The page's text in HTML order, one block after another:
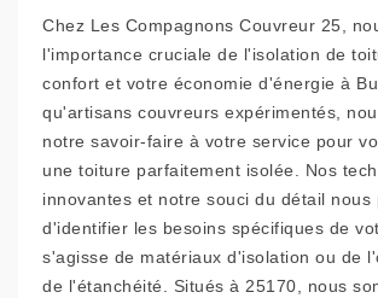
Chez Les Compagnons Couvreur 25,
l'importance cruciale de l'isolation de
confort et votre économie d'énergie à
qu'artisans couvreurs expérimentés,
notre savoir-faire à votre service pour
une toiture parfaitement isolée. Nos
innovantes et notre souci du détail nous
d'identifier les besoins spécifiques de
s'agisse de matériaux d'isolation ou de
de l'étanchéité. Situés à 25170, nous